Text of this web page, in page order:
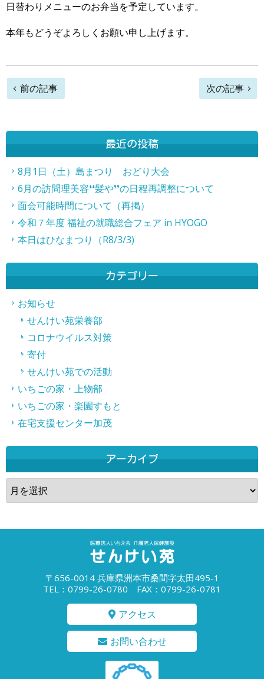
日替わりメニューのお弁当を予定しています。
本年もどうぞよろしくお願い申し上げます。
前
の
事
へ
の
リ
前の記事 次の記事
最近の投稿
8月1日（土）島まつり おどり大会
6月の訪問理美容❛❛髪や❜❜の日程再調整について
面会可能時間について（再掲）
令和７年度 福祉の就職総合フェア in HYOGO
本日はひなまつり（R8/3/3)
カテゴリー
お知らせ
せんけい苑栄養部
コロナウイルス対策
寄付
せんけい苑での活動
いちごの家・上物部
いちごの家・楽園すもと
在宅支援センター加茂
アーカイブ
ア
ー
カ
〒656-0014 兵庫県洲本市桑間字太田495-1
TEL：0799-26-0780 FAX：0799-26-0781
アクセス
お問い合わせ